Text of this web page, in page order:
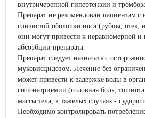
внутричерепной гипертензии и
Препарат не рекомендован пациентам с
слизистой оболочки носа (рубцы, отек,
они могут привести к неравномерной и
абсорбции препарата.
Препарат следует назначать с
муковисцидозом. Лечение без
может привести к задержке воды в
гипонатриемии (головная боль,
массы тела, в тяжелых случаях -
Необходимо контролировать